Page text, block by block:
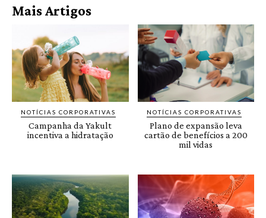
Mais Artigos
NOTÍCIAS CORPORATIVAS
Campanha da Yakult
incentiva a hidratação
NOTÍCIAS CORPORATIVAS
Plano de expansão leva
cartão de benefícios a 200
mil vidas